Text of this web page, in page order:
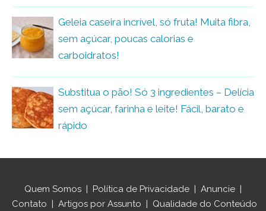
Geleia caseira incrível, só fruta! Muita fibra,
sem açúcar, poucas calorias e
carboidratos!
Substitua o pão! Só 3 ingredientes – Delícia
sem açúcar, farinha e leite! Fácil, barato e
rápido
Quem Somos Política de Privacidade Anuncie
Contato
Artigos por Assunto Qualidade do Conteúdo